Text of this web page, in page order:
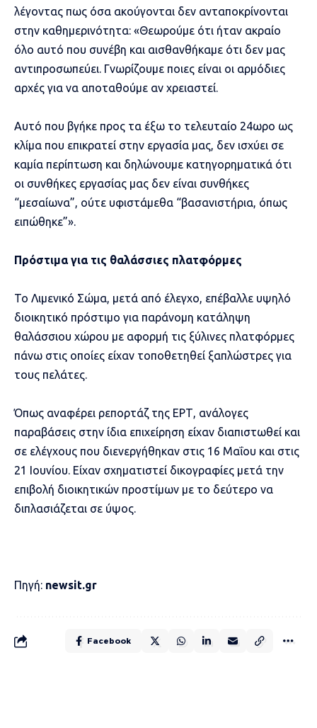
λέγοντας πως όσα ακούγονται δεν ανταποκρίνονται
στην καθημερινότητα: «Θεωρούμε ότι ήταν ακραίο
όλο αυτό που συνέβη και αισθανθήκαμε ότι δεν μας
αντιπροσωπεύει. Γνωρίζουμε ποιες είναι οι αρμόδιες
αρχές για να αποταθούμε αν χρειαστεί.
Αυτό που βγήκε προς τα έξω το τελευταίο 24ωρο ως
κλίμα που επικρατεί στην εργασία μας, δεν ισχύει σε
καμία περίπτωση και δηλώνουμε κατηγορηματικά ότι
οι συνθήκες εργασίας μας δεν είναι συνθήκες
“μεσαίωνα”, ούτε υφιστάμεθα “βασανιστήρια, όπως
ειπώθηκε”».
Πρόστιμα για τις θαλάσσιες πλατφόρμες
Το Λιμενικό Σώμα, μετά από έλεγχο, επέβαλλε υψηλό
διοικητικό πρόστιμο για παράνομη κατάληψη
θαλάσσιου χώρου με αφορμή τις ξύλινες πλατφόρμες
πάνω στις οποίες είχαν τοποθετηθεί ξαπλώστρες για
τους πελάτες.
Όπως αναφέρει ρεπορτάζ της ΕΡΤ, ανάλογες
παραβάσεις στην ίδια επιχείρηση είχαν διαπιστωθεί και
σε ελέγχους που διενεργήθηκαν στις 16 Μαΐου και στις
21 Ιουνίου. Είχαν σχηματιστεί δικογραφίες μετά την
επιβολή διοικητικών προστίμων με το δεύτερο να
διπλασιάζεται σε ύψος.
Πηγή: newsit.gr
Facebook